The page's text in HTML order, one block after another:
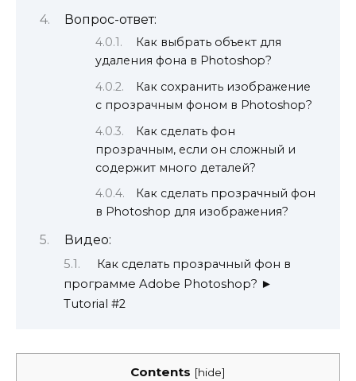
Вопрос-ответ:
Как выбрать объект для
удаления фона в Photoshop?
Как сохранить изображение
с прозрачным фоном в Photoshop?
Как сделать фон
прозрачным, если он сложный и
содержит много деталей?
Как сделать прозрачный фон
в Photoshop для изображения?
Видео:
Как сделать прозрачный фон в
программе Adobe Photoshop? ►
Tutorial #2
Contents [hide]